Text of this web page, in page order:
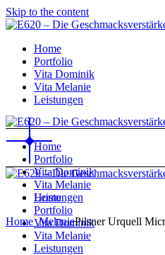
Skip to the content
Home
Portfolio
Vita Dominik
Vita Melanie
Leistungen
Home
Portfolio
Vita Dominik
Vita Melanie
Leistungen
Home
Portfolio
Vita Dominik
Vita Melanie
Leistungen
Home_MelaniePilsner Urquell